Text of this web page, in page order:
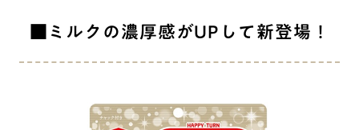
■ミルクの濃厚感がUPして新登場！